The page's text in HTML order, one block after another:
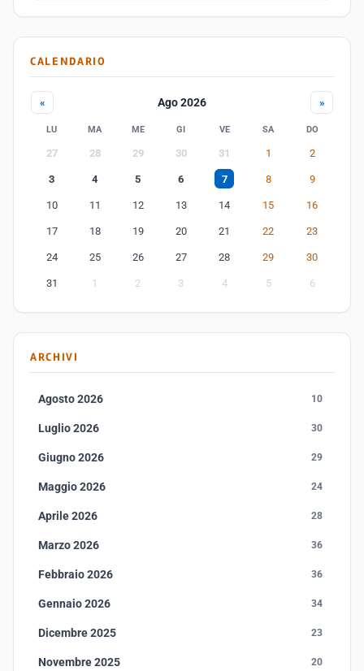
CALENDARIO
« Ago 2026 »
LU MA ME GI VE SA DO
27 28 29 30 31 1 2
3 4 5 6 7 8 9
10 11 12 13 14 15 16
17 18 19 20 21 22 23
24 25 26 27 28 29 30
31 1 2 3 4 5 6
ARCHIVI
Agosto 2026 10
Luglio 2026 30
Giugno 2026 29
Maggio 2026 24
Aprile 2026 28
Marzo 2026 36
Febbraio 2026 36
Gennaio 2026 34
Dicembre 2025 23
Novembre 2025 20